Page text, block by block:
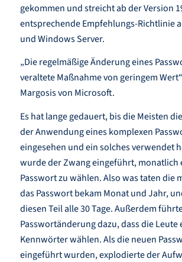
gekommen und streicht ab der Version
entsprechende Empfehlungs-Richtlinie
und Windows Server.
„Die regelmäßige Änderung eines
veraltete Maßnahme von geringem
Margosis von Microsoft.
Es hat lange gedauert, bis die Meisten
der Anwendung eines komplexen
eingesehen und ein solches verwendet
wurde der Zwang eingeführt, monatlich
Passwort zu wählen. Also was taten die
das Passwort bekam Monat und Jahr,
diesen Teil alle 30 Tage. Außerdem
Passwortänderung dazu, dass die Leute
Kennwörter wählen. Als die neuen
eingeführt wurden, explodierte der